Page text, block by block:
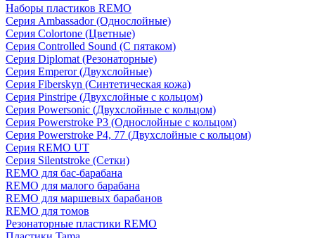
Наборы пластиков REMO
Серия Ambassador (Однослойные)
Серия Colortone (Цветные)
Серия Controlled Sound (С пятаком)
Серия Diplomat (Резонаторные)
Серия Emperor (Двухслойные)
Серия Fiberskyn (Синтетическая кожа)
Серия Pinstripe (Двухслойные с кольцом)
Серия Powersonic (Двухслойные с кольцом)
Серия Powerstroke P3 (Однослойные с кольцом)
Серия Powerstroke P4, 77 (Двухслойные с кольцом)
Серия REMO UT
Серия Silentstroke (Сетки)
REMO для бас-барабана
REMO для малого барабана
REMO для маршевых барабанов
REMO для томов
Резонаторные пластики REMO